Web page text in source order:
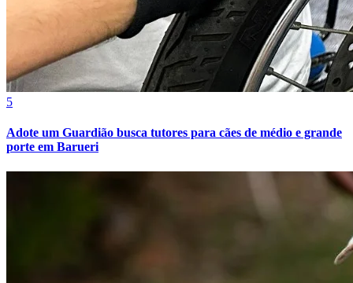
5
Adote um Guardião busca tutores para cães de médio e grande
porte em Barueri